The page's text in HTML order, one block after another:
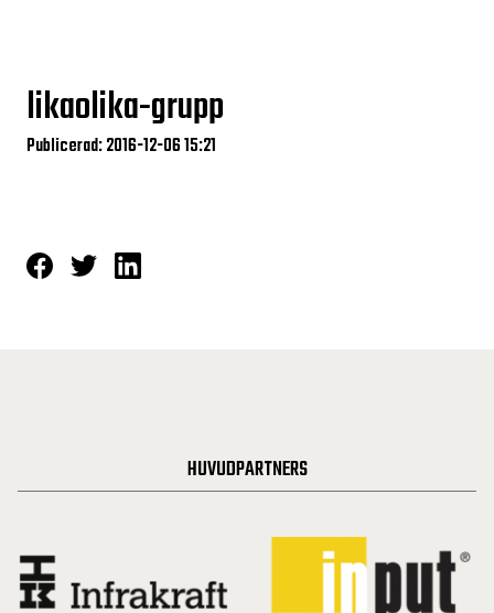
likaolika-grupp
Publicerad: 2016-12-06 15:21
HUVUDPARTNERS